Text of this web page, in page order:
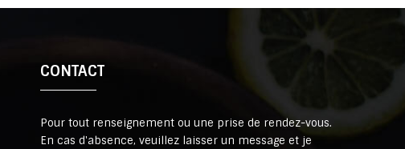
CONTACT
Pour tout renseignement ou une prise de rendez-vous.
En cas d'absence, veuillez laisser un message et je